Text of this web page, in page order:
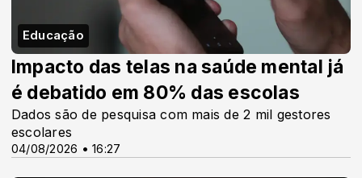
Educação
04/08/2026 • 16:27
Impacto das telas na saúde mental já
é debatido em 80% das escolas
Dados são de pesquisa com mais de 2 mil gestores
escolares